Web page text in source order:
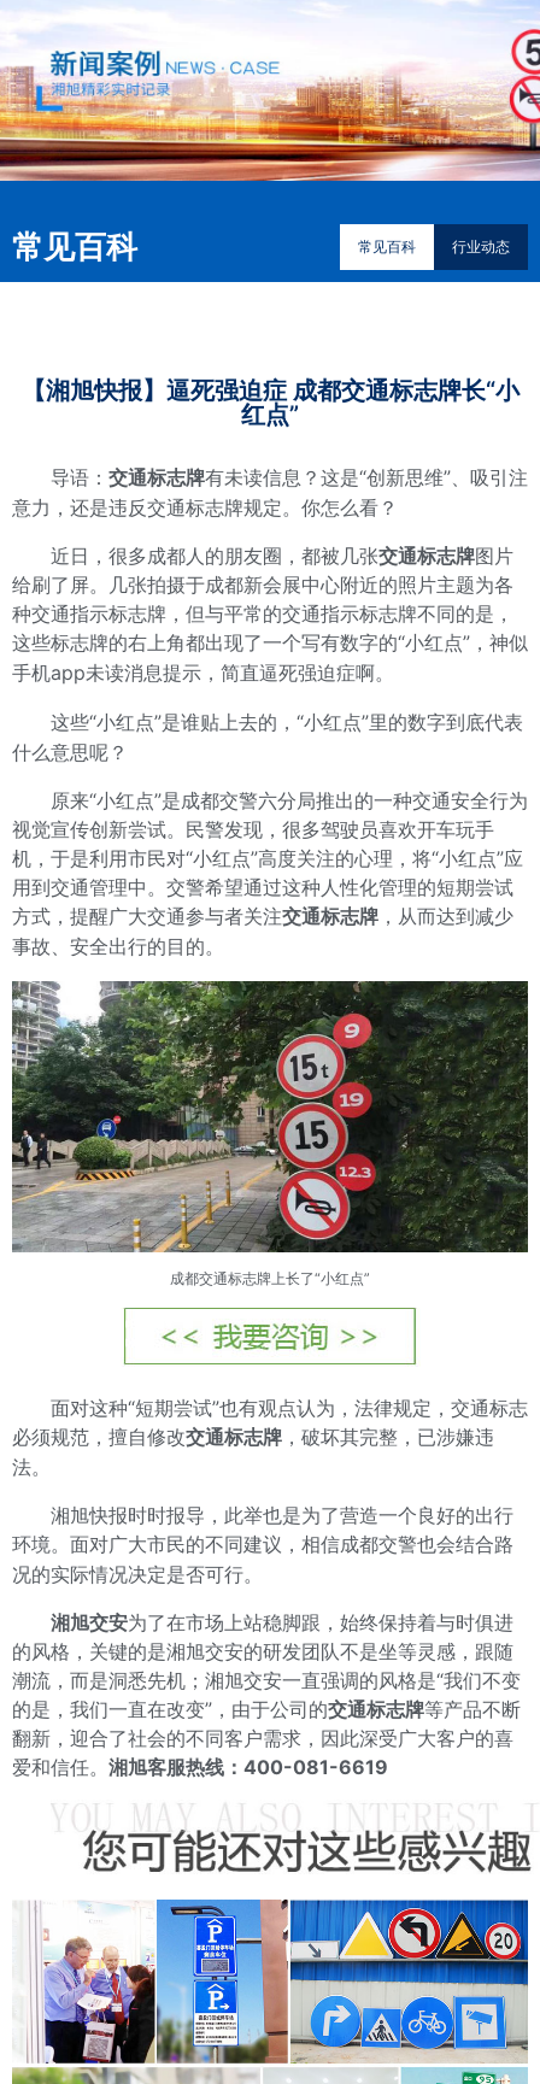
常见百科 常见百科 行业动态
【湘旭快报】逼死强迫症 成都交通标志牌长“小
红点”
导语： 交通标志牌有未读信息？这是“创新思维”、吸引注
意力，还是违反交通标志牌规定。你怎么看？
近日，很多成都人的朋友圈，都被几张交通标志牌图片
给刷了屏。几张拍摄于成都新会展中心附近的照片主题为各
种交通指示标志牌，但与平常的交通指示标志牌不同的是，
这些标志牌的右上角都出现了一个写有数字的“小红点”，神似
手机app未读消息提示，简直逼死强迫症啊。
这些“小红点”是谁贴上去的，“小红点”里的数字到底代表
什么意思呢？
原来“小红点”是成都交警六分局推出的一种交通安全行为
视觉宣传创新尝试。民警发现，很多驾驶员喜欢开车玩手
机，于是利用市民对“小红点”高度关注的心理，将“小红点”应
用到交通管理中。交警希望通过这种人性化管理的短期尝试
方式，提醒广大交通参与者关注交通标志牌 ，从而达到减少
事故、安全出行的目的。
成都交通标志牌 上长了“小红点”
面对这种“短期尝试”也有观点认为，法律规定，交通标志
必须规范，擅自修改交通标志牌 ，破坏其完整，已涉嫌违
法。
湘旭快报时时报导，此举也是为了营造一个良好的出行
环境。面对广大市民的不同建议，相信成都交警也会结合路
况的实际情况决定是否可行。
湘旭交安为了在市场上站稳脚跟，始终保持着与时俱进
的风格，关键的是湘旭交安的研发团队不是坐等灵感，跟随
潮流，而是洞悉先机；湘旭交安一直强调的风格是“我们不变
的是，我们一直在改变”，由于公司的交通标志牌等产品不断
翻新，迎合了社会的不同客户需求，因此深受广大客户的喜
爱和信任。 湘旭客服热线：400-081-6619